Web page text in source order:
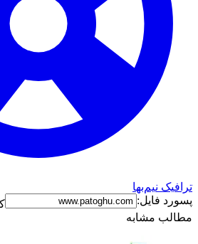
نیم‌بها
فایل:
کپی شد
مشابه